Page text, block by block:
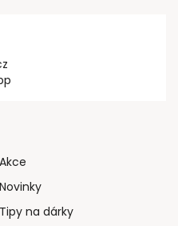
Akce
Novinky
Tipy na dárky